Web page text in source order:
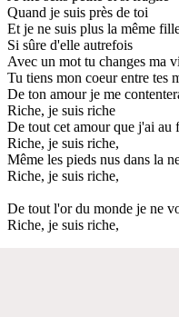
Quand je suis près de toi
Et je ne suis plus la même
Si sûre d'elle autrefois
Avec un mot tu changes ma
Tu tiens mon coeur entre tes
De ton amour je me
Riche, je suis riche
De tout cet amour que j'ai au
Riche, je suis riche,
Même les pieds nus dans la
Riche, je suis riche,
De tout l'or du monde je ne
Riche, je suis riche,